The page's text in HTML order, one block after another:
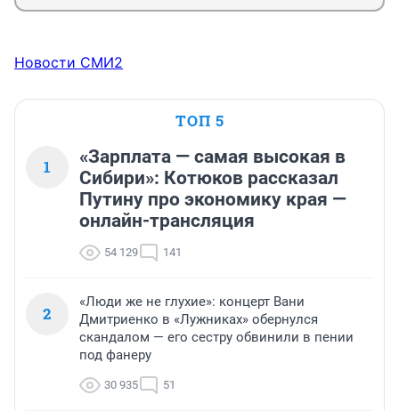
Новости СМИ2
ТОП 5
1
«Зарплата — самая высокая в
Сибири»: Котюков рассказал
Путину про экономику края —
онлайн-трансляция
54 129 141
2
«Люди же не глухие»: концерт Вани
Дмитриенко в «Лужниках» обернулся
скандалом — его сестру обвинили в пении
под фанеру
30 935 51